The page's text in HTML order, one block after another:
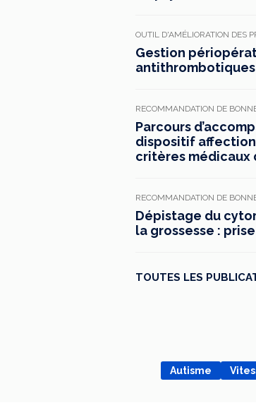
OUTIL D'AMÉLIORATION DES
Gestion
antithrombotiques
RECOMMANDATION DE
Parcours
dispositif
critères médicaux
RECOMMANDATION DE
Dépistage du
la grossesse :
TOUTES LES
Autisme